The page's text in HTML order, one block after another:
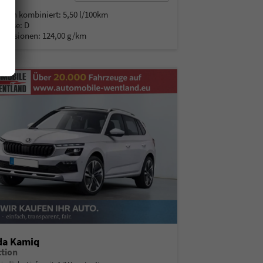
kombiniert:5,50 l/100km
D
124,00 g/km
Kamiq